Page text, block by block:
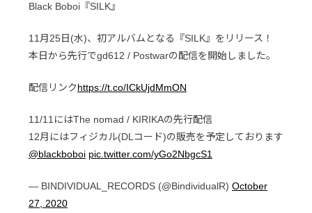
Black Boboi『SILK』
11月25日(水)、初アルバムとなる『SILK』をリリース！
本日から先行でgd612 / Postwarの配信を開始しました。
配信リンクhttps://t.co/ICkUjdMmON
11/11にはThe nomad / KIRIKAの先行配信
12月にはフィジカル(DLコード)の販売を予定しております
@blackboboi pic.twitter.com/yGo2NbgcS1
— BINDIVIDUAL_RECORDS (@BindividualR) October
27, 2020